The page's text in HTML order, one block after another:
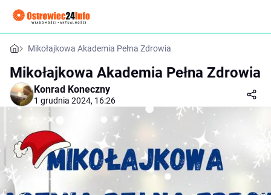
Mikołajkowa Akademia Pełna Zdrowia
Mikołajkowa Akademia Pełna Zdrowia
Konrad Koneczny
1 grudnia 2024, 16:26